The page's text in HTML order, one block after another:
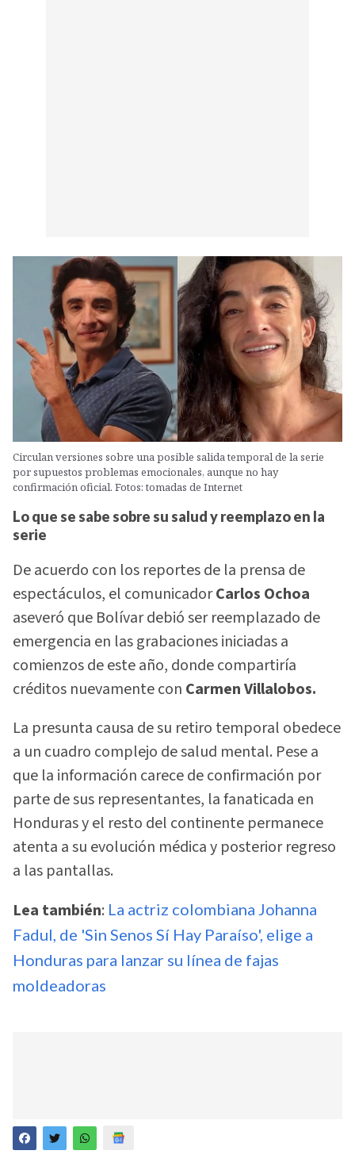
Circulan versiones sobre una posible salida temporal de la serie
por supuestos problemas emocionales, aunque no hay
confirmación oficial. Fotos: tomadas de Internet
Lo que se sabe sobre su salud y reemplazo en la
serie
De acuerdo con los reportes de la prensa de
espectáculos, el comunicadorCarlos Ochoa
aseveró que Bolívar debió ser reemplazado de
emergencia en las grabaciones iniciadas a
comienzos de este año, donde compartiría
créditos nuevamente con Carmen Villalobos.
La presunta causa de su retiro temporal obedece
a un cuadro complejo de salud mental. Pese a
que la información carece de confirmación por
parte de sus representantes, la fanaticada en
Honduras y el resto del continente permanece
atenta a su evolución médica y posterior regreso
a las pantallas.
Lea también: La actriz colombiana Johanna
Fadul, de 'Sin Senos Sí Hay Paraíso', elige a
Honduras para lanzar su línea de fajas
moldeadoras